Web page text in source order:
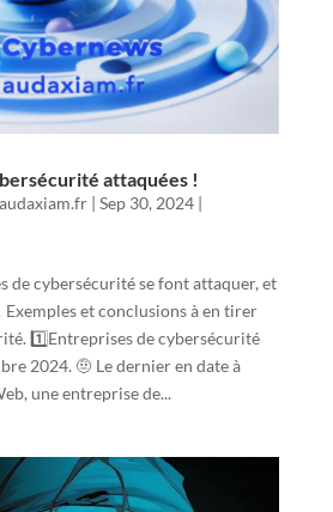
attaquées !
| Sep 30, 2024|
de cybersécurité se font attaquer, et
Exemples et conclusions à en tirer
1️⃣Entreprises de cybersécurité
2024. 🤨 Le dernier en date à
une entreprise de...